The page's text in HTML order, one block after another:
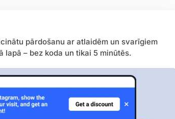
pārdošanu ar atlaidēm un svarīgiem
lapā – bez koda un tikai 5 minūtēs.